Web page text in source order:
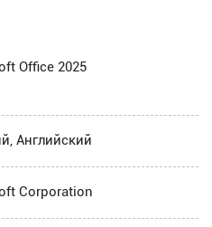
Office 2025
Английский
Corporation